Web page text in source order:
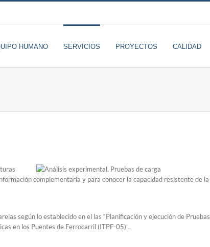
HUMANO SERVICIOS PROYECTOS CALIDAD
complementaria y para conocer la capacidad resistente de
según lo establecido en el las “Planificación y ejecución de
en los Puentes de Ferrocarril (ITPF-05)”.